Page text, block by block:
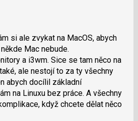
si ale zvykat na MacOS, abych
Mac nebude.
a i3wm. Sice se tam něco na
ale nestojí to za ty všechny
abych docílil základní
na Linuxu bez práce. A všechny
když chcete dělat něco